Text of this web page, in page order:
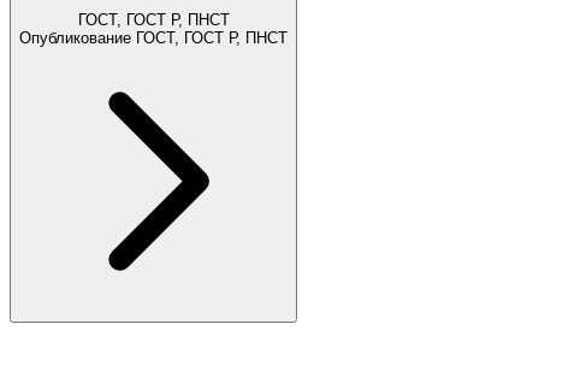
ГОСТ, ГОСТ Р, ПНСТ
Опубликование ГОСТ, ГОСТ Р, ПНСТ